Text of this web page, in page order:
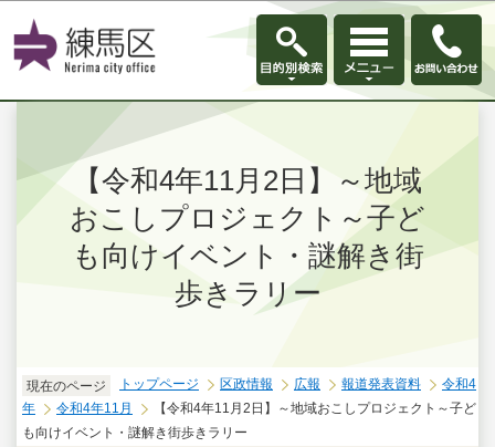
このページの本文へ移動
【令和4年11月2日】～地域
おこしプロジェクト～子ど
も向けイベント・謎解き街
歩きラリー
現在のページ トップページ 区政情報 広報 報道発表資料
令和4
年
令和4年11月
【令和4年11月2日】～地域おこしプロジェクト～子ど
も向けイベント・謎解き街歩きラリー